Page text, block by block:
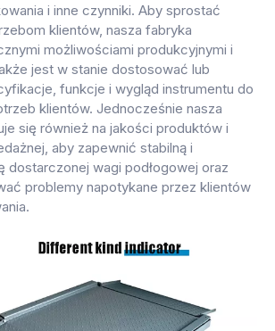
i inne czynniki. Aby sprostać
klientów, nasza fabryka
możliwościami produkcyjnymi i
jest w stanie dostosować lub
funkcje i wygląd instrumentu do
klientów. Jednocześnie nasza
się również na jakości produktów i
aby zapewnić stabilną i
dostarczonej wagi podłogowej oraz
problemy napotykane przez klientów